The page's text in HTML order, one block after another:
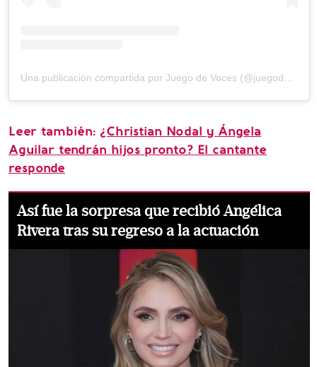
Una publicación compartida por Juego de Voces (@juegodevocesof)
Leer también: ¿Christian Nodal y Ángela
Aguilar tendrán hijos pronto? El cantante
responde
Así fue la sorpresa que recibió Angélica
Rivera tras su regreso a la actuación